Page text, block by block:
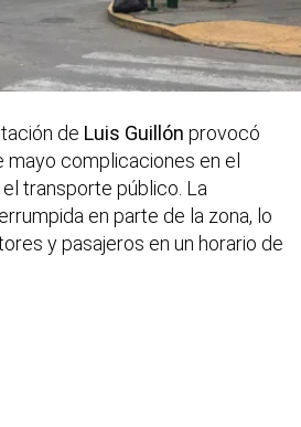
de Luis Guillón provocó
complicaciones en el
transporte público. La
en parte de la zona, lo
y pasajeros en un horario de